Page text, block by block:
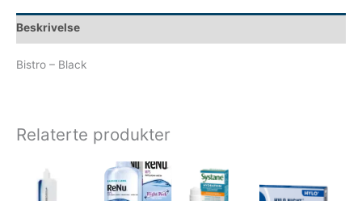
Beskrivelse
Bistro – Black
Relaterte produkter